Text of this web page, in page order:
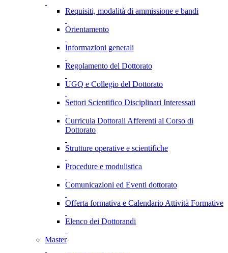
Requisiti, modalità di ammissione e bandi
Orientamento
Informazioni generali
Regolamento del Dottorato
UGQ e Collegio del Dottorato
Settori Scientifico Disciplinari Interessati
Curricula Dottorali Afferenti al Corso di
Dottorato
Strutture operative e scientifiche
Procedure e modulistica
Comunicazioni ed Eventi dottorato
Offerta formativa e Calendario Attività Formative
Elenco dei Dottorandi
Master